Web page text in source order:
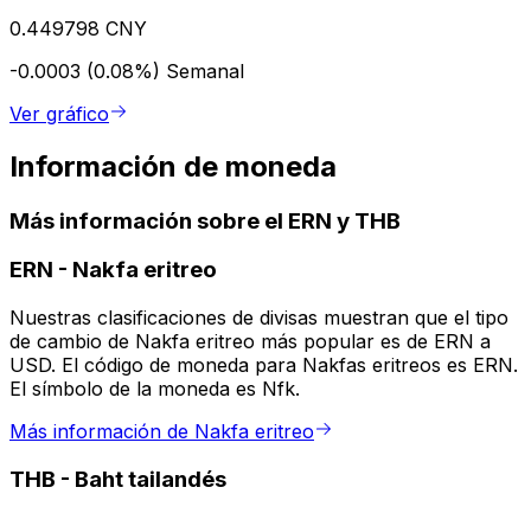
0.449798 CNY
-0.0003 (0.08%) Semanal
Ver gráfico
Información de moneda
Más información sobre el ERN y THB
ERN - Nakfa eritreo
Nuestras clasificaciones de divisas muestran que el tipo
de cambio de Nakfa eritreo más popular es de ERN a
USD. El código de moneda para Nakfas eritreos es ERN.
El símbolo de la moneda es Nfk.
Más información de Nakfa eritreo
THB - Baht tailandés